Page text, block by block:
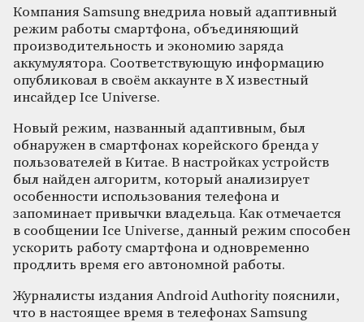
Компания Samsung внедрила новый адаптивный
режим работы смартфона, объединяющий
производительность и экономию заряда
аккумулятора. Соответствующую информацию
опубликовал в своём аккаунте в X известный
инсайдер Ice Universe.
Новый режим, названный адаптивным, был
обнаружен в смартфонах корейского бренда у
пользователей в Китае. В настройках устройств
был найден алгоритм, который анализирует
особенности использования телефона и
запоминает привычки владельца. Как отмечается
в сообщении Ice Universe, данный режим способен
ускорить работу смартфона и одновременно
продлить время его автономной работы.
Журналисты издания Android Authority пояснили,
что в настоящее время в телефонах Samsung